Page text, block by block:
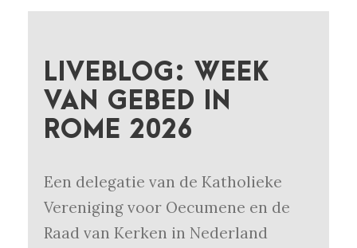
LIVEBLOG: WEEK
VAN GEBED IN
ROME 2026
Een delegatie van de Katholieke
Vereniging voor Oecumene en de
Raad van Kerken in Nederland